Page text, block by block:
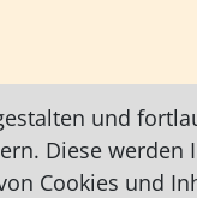
und
Diese
Cookies und